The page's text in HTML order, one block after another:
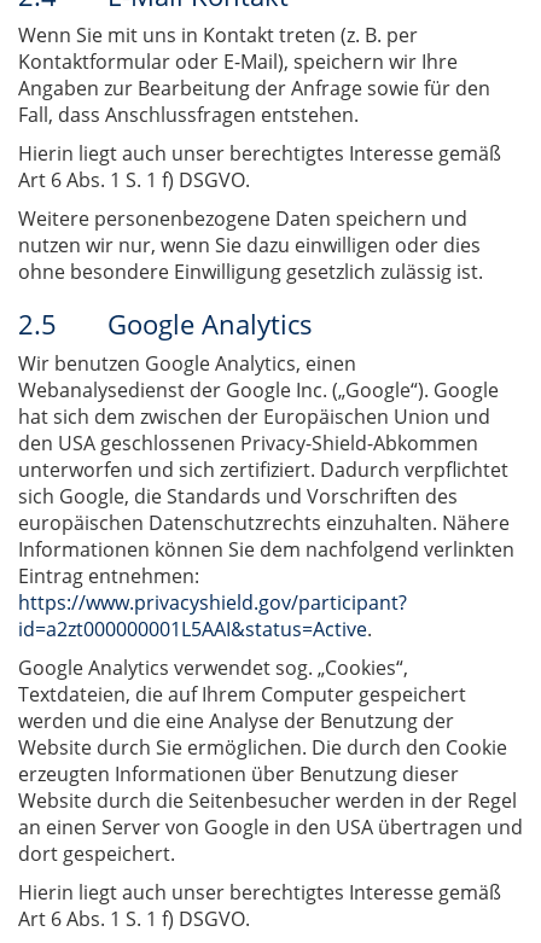
Wenn Sie mit uns in Kontakt treten (z. B. per
Kontaktformular oder E-Mail), speichern wir Ihre
Angaben zur Bearbeitung der Anfrage sowie für den
Fall, dass Anschlussfragen entstehen.
Hierin liegt auch unser berechtigtes Interesse gemäß
Art 6 Abs. 1 S. 1 f) DSGVO.
Weitere personenbezogene Daten speichern und
nutzen wir nur, wenn Sie dazu einwilligen oder dies
ohne besondere Einwilligung gesetzlich zulässig ist.
2.5 Google Analytics
Wir benutzen Google Analytics, einen
Webanalysedienst der Google Inc. („Google“). Google
hat sich dem zwischen der Europäischen Union und
den USA geschlossenen Privacy-Shield-Abkommen
unterworfen und sich zertifiziert. Dadurch verpflichtet
sich Google, die Standards und Vorschriften des
europäischen Datenschutzrechts einzuhalten. Nähere
Informationen können Sie dem nachfolgend verlinkten
Eintrag entnehmen:
https://www.privacyshield.gov/participant?
id=a2zt000000001L5AAI&status=Active.
Google Analytics verwendet sog. „Cookies“,
Textdateien, die auf Ihrem Computer gespeichert
werden und die eine Analyse der Benutzung der
Website durch Sie ermöglichen. Die durch den Cookie
erzeugten Informationen über Benutzung dieser
Website durch die Seitenbesucher werden in der Regel
an einen Server von Google in den USA übertragen und
dort gespeichert.
Hierin liegt auch unser berechtigtes Interesse gemäß
Art 6 Abs. 1 S. 1 f) DSGVO.